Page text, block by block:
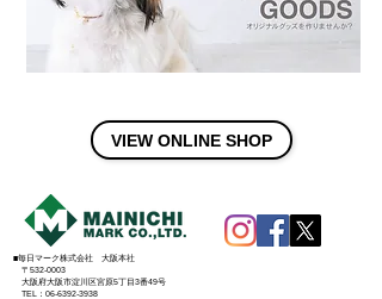
VIEW ONLINE SHOP
■毎日マーク株式会社 大阪本社
〒532-0003
大阪府大阪市淀川区宮原5丁目3番49号
TEL：06-6392-3938